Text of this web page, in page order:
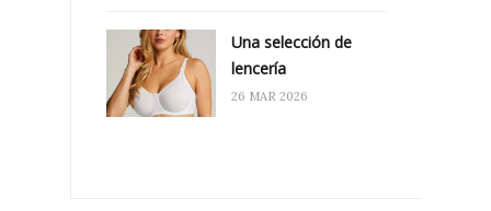
Una selección de
lencería
26 MAR 2026